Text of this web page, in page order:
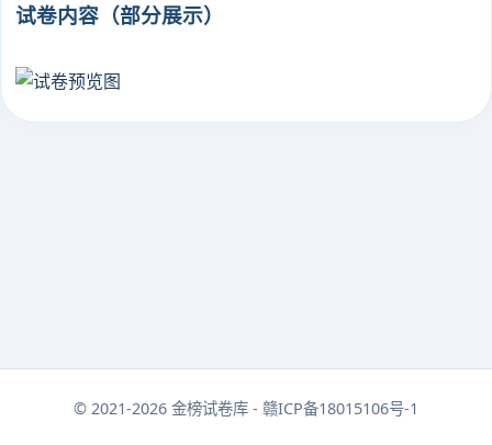
试卷内容（部分展示）
© 2021-2026 金榜试卷库 - 赣ICP备18015106号-1